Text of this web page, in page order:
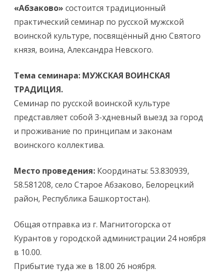
«Абзаково» состоится традиционный
практический семинар по русской мужской
воинской культуре, посвящённый дню Святого
князя, воина, Александра Невского.
Тема семинара: МУЖСКАЯ ВОИНСКАЯ
ТРАДИЦИЯ.
Семинар по русской воинской культуре
представляет собой 3-хдневный выезд за город
и проживание по принципам и законам
воинского коллектива.
Место проведения: Координаты: 53.830939,
58.581208, село Старое Абзаково, Белорецкий
район, Республика Башкортостан).
Общая отправка из г. Магнитогорска от
Курантов у городской администрации 24 ноября
в 10.00.
Прибытие туда же в 18.00 26 ноября.